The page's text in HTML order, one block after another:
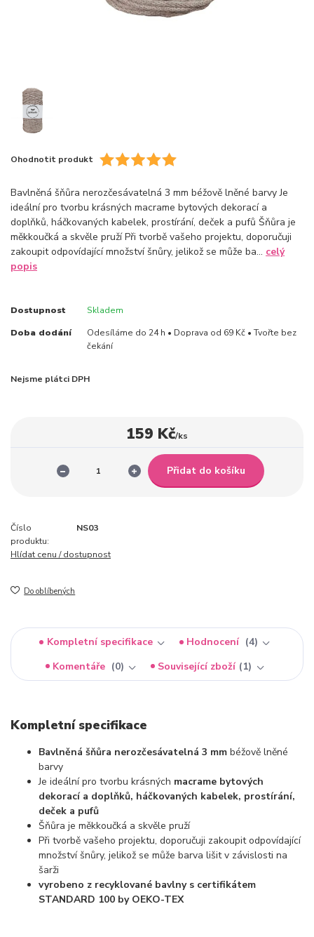
Ohodnotit produkt
Bavlněná šňůra nerozčesávatelná 3 mm béžově lněné barvy Je
ideální pro tvorbu krásných macrame bytových dekorací a
doplňků, háčkovaných kabelek, prostírání, deček a pufů Šňůra je
měkkoučká a skvěle pruží Při tvorbě vašeho projektu, doporučuji
zakoupit odpovídající množství šnůry, jelikož se může ba... celý
popis
Dostupnost Skladem
Doba dodání
Odesíláme do 24 h • Doprava od 69 Kč • Tvořte bez
čekání
Nejsme plátci DPH
159 Kč/ks
Přidat do košíku
Číslo
produktu:
NS03
Hlídat cenu / dostupnost
Do oblíbených
Kompletní specifikace Hodnocení
4
Komentáře
0 Související zboží 1
Kompletní specifikace
Bavlněná šňůra nerozčesávatelná 3 mm béžově lněné
barvy
Je ideální pro tvorbu krásných macrame bytových
dekorací a doplňků, háčkovaných kabelek, prostírání,
deček a pufů
Šňůra je měkkoučká a skvěle pruží
Při tvorbě vašeho projektu, doporučuji zakoupit odpovídající
množství šnůry, jelikož se může barva lišit v závislosti na
šarži
vyrobeno z recyklované bavlny s certifikátem
STANDARD 100 by OEKO-TEX